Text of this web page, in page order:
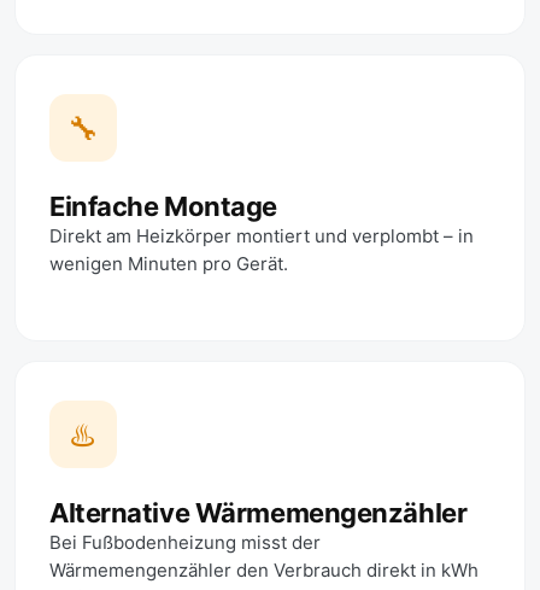
🔧
Einfache Montage
Direkt am Heizkörper montiert und verplombt – in
wenigen Minuten pro Gerät.
♨️
Alternative Wärmemengenzähler
Bei Fußbodenheizung misst der
Wärmemengenzähler den Verbrauch direkt in kWh